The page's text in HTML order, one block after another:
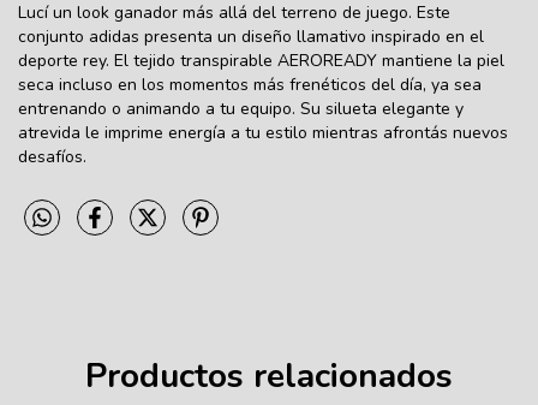
Lucí un look ganador más allá del terreno de juego. Este
conjunto adidas presenta un diseño llamativo inspirado en el
deporte rey. El tejido transpirable AEROREADY mantiene la piel
seca incluso en los momentos más frenéticos del día, ya sea
entrenando o animando a tu equipo. Su silueta elegante y
atrevida le imprime energía a tu estilo mientras afrontás nuevos
desafíos.
Productos relacionados